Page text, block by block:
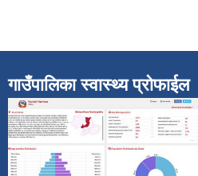
गाउँपालिका स्वास्थ्य प्रोफाईल